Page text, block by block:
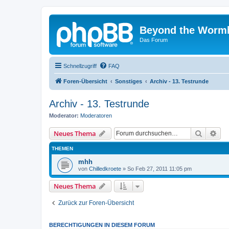
Beyond the
Das Forum
Schnellzugriff FAQ
Foren-Übersicht Sonstiges Archiv - 13. Testrunde
Archiv - 13. Testrunde
Moderator: Moderatoren
Neues Thema Suche
THEMEN
mhh
von Chilledkroete » So Feb 27, 2011 11:05 pm
Neues Thema
Zurück zur Foren-Übersicht
BERECHTIGUNGEN IN DIESEM FORUM